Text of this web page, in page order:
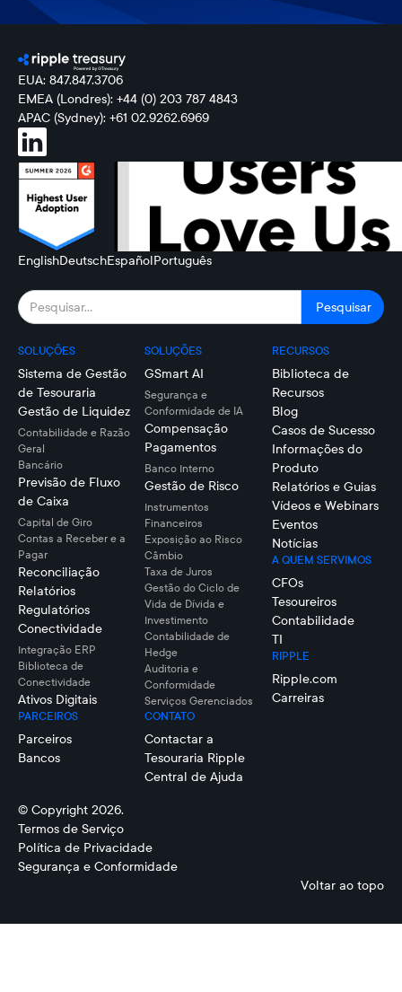
EUA: 847.847.3706
EMEA (Londres): +44 (0) 203 787 4843
APAC (Sydney): +61 02.9262.6969
EnglishDeutschEspañolPortuguês
SOLUÇÕES
Sistema de Gestão
de Tesouraria
Gestão de Liquidez
Contabilidade e Razão
Geral
Bancário
Previsão de Fluxo
de Caixa
Capital de Giro
Contas a Receber e a
Pagar
Reconciliação
Relatórios
Regulatórios
Conectividade
Integração ERP
Biblioteca de
Conectividade
Ativos Digitais
PARCEIROS
Parceiros
Bancos
SOLUÇÕES
GSmart AI
Segurança e
Conformidade de IA
Compensação
Pagamentos
Banco Interno
Gestão de Risco
Instrumentos
Financeiros
Exposição ao Risco
Câmbio
Taxa de Juros
Gestão do Ciclo de
Vida de Dívida e
Investimento
Contabilidade de
Hedge
Auditoria e
Conformidade
Serviços Gerenciados
CONTATO
Contactar a
Tesouraria Ripple
Central de Ajuda
RECURSOS
Biblioteca de
Recursos
Blog
Casos de Sucesso
Informações do
Produto
Relatórios e Guias
Vídeos e Webinars
Eventos
Notícias
A QUEM SERVIMOS
CFOs
Tesoureiros
Contabilidade
TI
RIPPLE
Ripple.com
Carreiras
© Copyright 2026.
Termos de Serviço
Política de Privacidade
Segurança e Conformidade
Voltar ao topo